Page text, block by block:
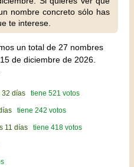
nombre concreto sólo has
te interese.
un total de 27 nombres
de diciembre de 2026.
32 días tiene 521 votos
tiene 242 votos
11 días tiene 418 votos